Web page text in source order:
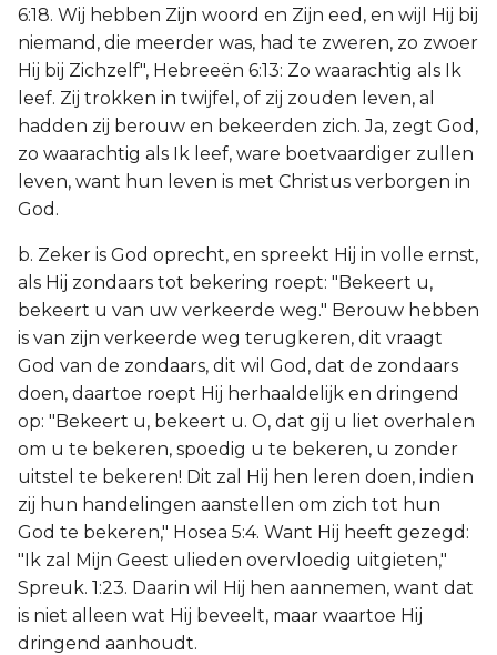
6:18. Wij hebben Zijn woord en Zijn eed, en wijl Hij bij
niemand, die meerder was, had te zweren, zo zwoer
Hij bij Zichzelf", Hebreeën 6:13: Zo waarachtig als Ik
leef. Zij trokken in twijfel, of zij zouden leven, al
hadden zij berouw en bekeerden zich. Ja, zegt God,
zo waarachtig als Ik leef, ware boetvaardiger zullen
leven, want hun leven is met Christus verborgen in
God.
b. Zeker is God oprecht, en spreekt Hij in volle ernst,
als Hij zondaars tot bekering roept: "Bekeert u,
bekeert u van uw verkeerde weg." Berouw hebben
is van zijn verkeerde weg terugkeren, dit vraagt
God van de zondaars, dit wil God, dat de zondaars
doen, daartoe roept Hij herhaaldelijk en dringend
op: "Bekeert u, bekeert u. O, dat gij u liet overhalen
om u te bekeren, spoedig u te bekeren, u zonder
uitstel te bekeren! Dit zal Hij hen leren doen, indien
zij hun handelingen aanstellen om zich tot hun
God te bekeren," Hosea 5:4. Want Hij heeft gezegd:
"Ik zal Mijn Geest ulieden overvloedig uitgieten,"
Spreuk. 1:23. Daarin wil Hij hen aannemen, want dat
is niet alleen wat Hij beveelt, maar waartoe Hij
dringend aanhoudt.